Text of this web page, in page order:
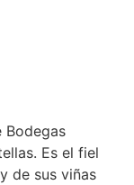
Bodegas
Es el fiel
de sus viñas